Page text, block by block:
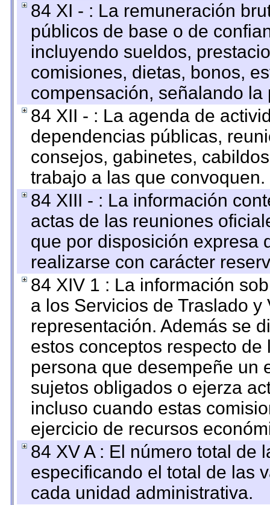
84 XI - : La remuneración
públicos de base o de
incluyendo sueldos,
comisiones, dietas, bonos,
compensación, señalando
84 XII - : La agenda de
dependencias públicas,
consejos, gabinetes,
trabajo a las que convoquen.
84 XIII - : La información
actas de las reuniones
que por disposición expresa
realizarse con carácter
84 XIV 1 : La información
a los Servicios de Traslado
representación. Además se
estos conceptos respecto
persona que desempeñe un
sujetos obligados o ejerza
incluso cuando estas
ejercicio de recursos
84 XV A : El número total de
especificando el total de las
cada unidad administrativa.